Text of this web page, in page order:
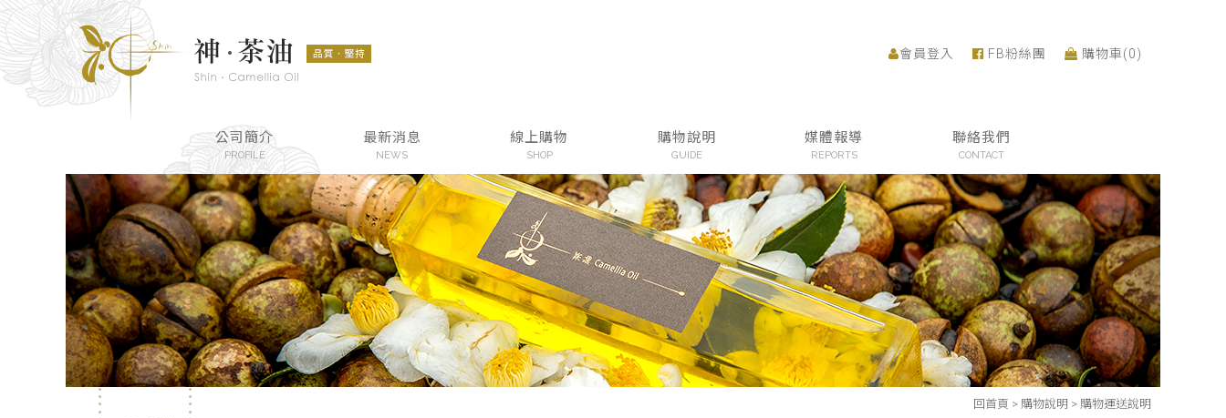
會員登入 FB粉絲團 購物車(0)
公司簡介
PROFILE
最新消息
NEWS
線上購物
SHOP
購物說明
GUIDE
媒體報導
REPORTS
聯絡我們
CONTACT
回首頁 > 購物說明 > 購物運送說明